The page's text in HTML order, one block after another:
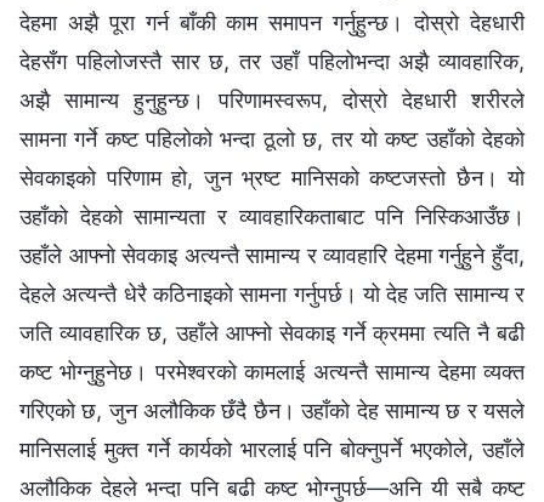
देहमा अझै पूरा गर्न बाँकी काम समापन गर्नुहुन्छ। दोस्रो देहधारी
देहसँग पहिलोजस्तै सार छ, तर उहाँ पहिलोभन्दा अझै व्यावहारिक,
अझै सामान्य हुनुहुन्छ। परिणामस्वरूप, दोस्रो देहधारी शरीरले
सामना गर्ने कष्ट पहिलोको भन्दा ठूलो छ, तर यो कष्ट उहाँको देहको
सेवकाइको परिणाम हो, जुन भ्रष्ट मानिसको कष्टजस्तो छैन। यो
उहाँको देहको सामान्यता र व्यावहारिकताबाट पनि निस्किआउँछ।
उहाँले आफ्नो सेवकाइ अत्यन्तै सामान्य र व्यावहारि देहमा गर्नुहुने हुँदा,
देहले अत्यन्तै धेरै कठिनाइको सामना गर्नुपर्छ। यो देह जति सामान्य र
जति व्यावहारिक छ, उहाँले आफ्नो सेवकाइ गर्ने क्रममा त्यति नै बढी
कष्ट भोग्नुहुनेछ। परमेश्‍वरको कामलाई अत्यन्तै सामान्य देहमा व्यक्त
गरिएको छ, जुन अलौकिक छँदै छैन। उहाँको देह सामान्य छ र यसले
मानिसलाई मुक्त गर्ने कार्यको भारलाई पनि बोक्नुपर्ने भएकोले, उहाँले
अलौकिक देहले भन्दा पनि बढी कष्ट भोग्नुपर्छ—अनि यी सबै कष्ट